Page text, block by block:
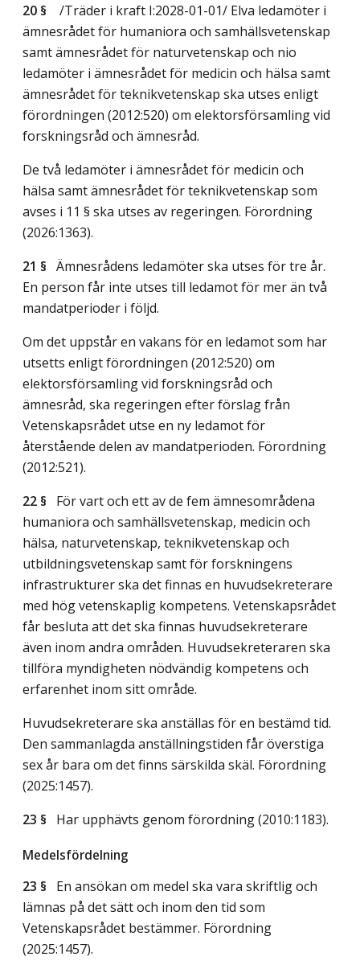
20 §
/Träder i kraft I:2028-01-01/ Elva ledamöter i
ämnesrådet för humaniora och samhällsvetenskap
samt ämnesrådet för naturvetenskap och nio
ledamöter i ämnesrådet för medicin och hälsa samt
ämnesrådet för teknikvetenskap ska utses enligt
förordningen (2012:520) om elektorsförsamling vid
forskningsråd och ämnesråd.
De två ledamöter i ämnesrådet för medicin och
hälsa samt ämnesrådet för teknikvetenskap som
avses i 11 § ska utses av regeringen. Förordning
(2026:1363).
21 § Ämnesrådens ledamöter ska utses för tre år.
En person får inte utses till ledamot för mer än två
mandatperioder i följd.
Om det uppstår en vakans för en ledamot som har
utsetts enligt förordningen (2012:520) om
elektorsförsamling vid forskningsråd och
ämnesråd, ska regeringen efter förslag från
Vetenskapsrådet utse en ny ledamot för
återstående delen av mandatperioden. Förordning
(2012:521).
22 § För vart och ett av de fem ämnesområdena
humaniora och samhällsvetenskap, medicin och
hälsa, naturvetenskap, teknikvetenskap och
utbildningsvetenskap samt för forskningens
infrastrukturer ska det finnas en huvudsekreterare
med hög vetenskaplig kompetens. Vetenskapsrådet
får besluta att det ska finnas huvudsekreterare
även inom andra områden. Huvudsekreteraren ska
tillföra myndigheten nödvändig kompetens och
erfarenhet inom sitt område.
Huvudsekreterare ska anställas för en bestämd tid.
Den sammanlagda anställningstiden får överstiga
sex år bara om det finns särskilda skäl. Förordning
(2025:1457).
23 § Har upphävts genom förordning (2010:1183).
Medelsfördelning
23 § En ansökan om medel ska vara skriftlig och
lämnas på det sätt och inom den tid som
Vetenskapsrådet bestämmer. Förordning
(2025:1457).